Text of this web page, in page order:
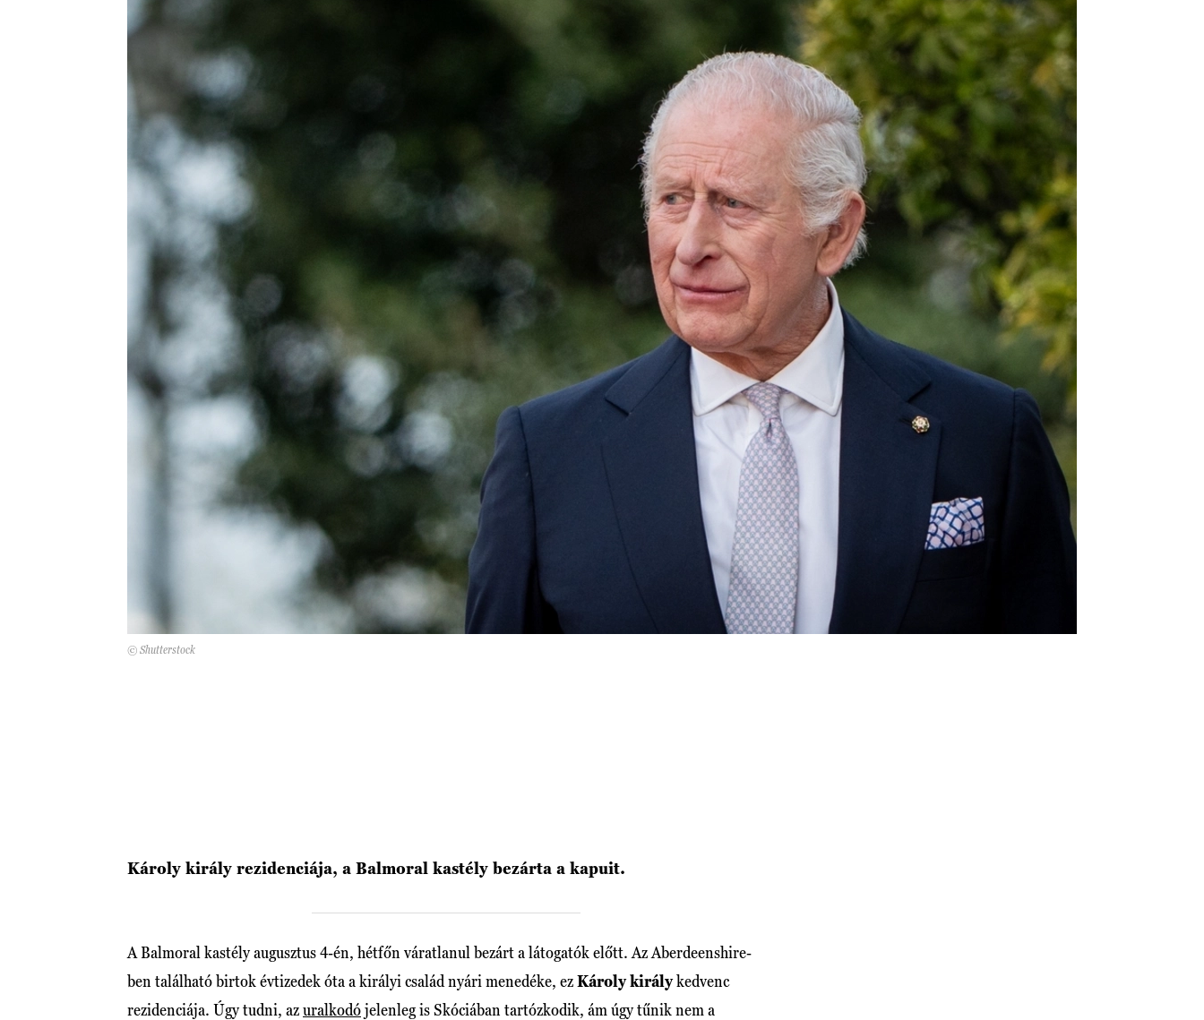
© Shutterstock
Károly király rezidenciája, a Balmoral kastély bezárta a kapuit.
A Balmoral kastély augusztus 4-én, hétfőn váratlanul bezárt a látogatók előtt. Az Aberdeenshire-
ben található birtok évtizedek óta a királyi család nyári menedéke, ezKároly királykedvenc
rezidenciája. Úgy tudni, azuralkodójelenleg is Skóciában tartózkodik, ám úgy tűnik nem a